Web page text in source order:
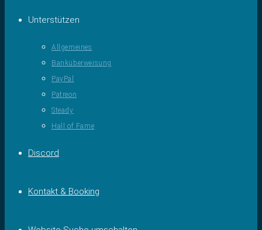
Unterstützen
Allgemeines
Banküberweisung
PayPal
Patreon
Steady
Hall of Fame
Discord
Kontakt & Booking